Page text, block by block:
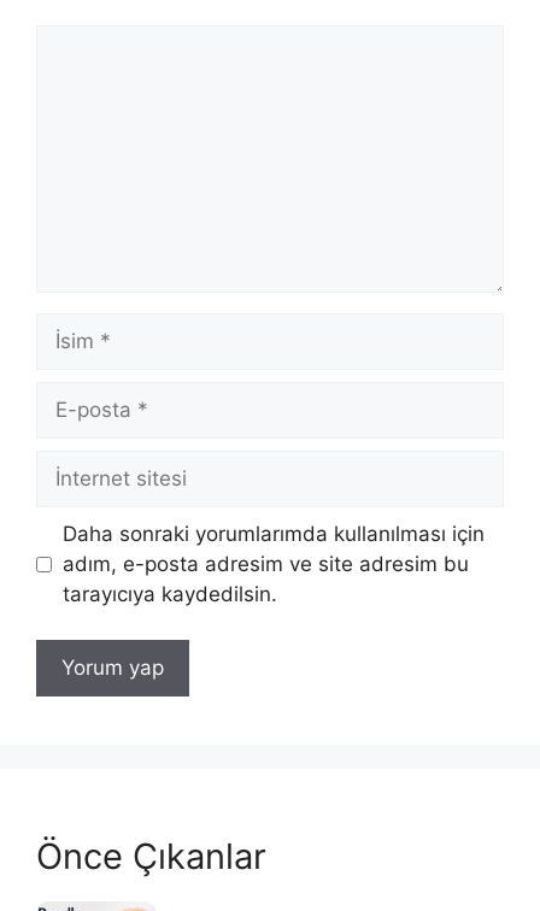
İsim
posta
İnternet
sitesi
Daha sonraki yorumlarımda kullanılması için
adım, e-posta adresim ve site adresim bu
tarayıcıya kaydedilsin.
Önce Çıkanlar